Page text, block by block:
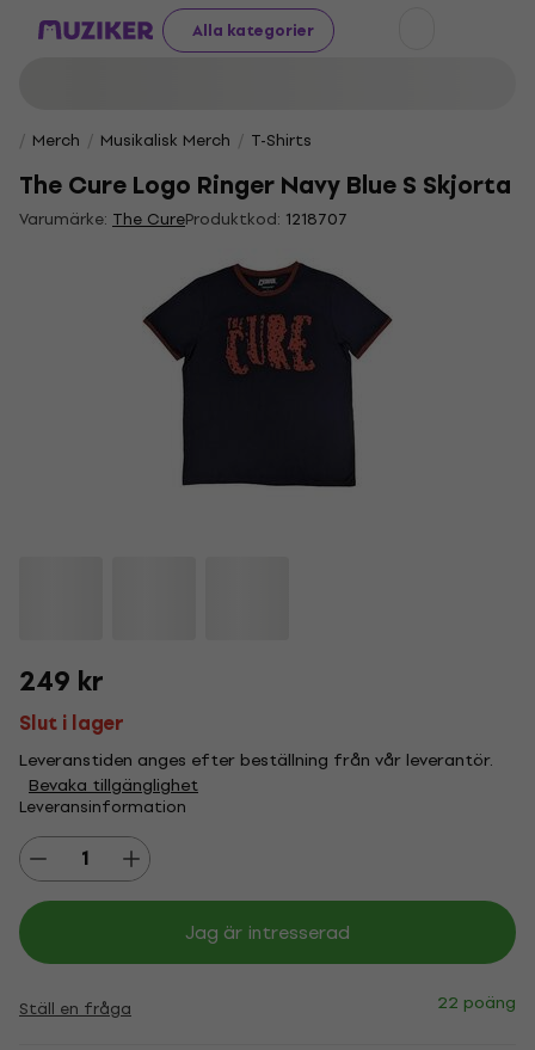
Alla kategorier
Merch Musikalisk Merch T-Shirts
The Cure Logo Ringer Navy Blue S Skjorta
Varumärke: The CureProduktkod: 1218707
249 kr
Slut i lager
Leveranstiden anges efter beställning från vår leverantör.
Bevaka tillgänglighet
Leveransinformation
Jag är intresserad
Ställ en fråga 22 poäng